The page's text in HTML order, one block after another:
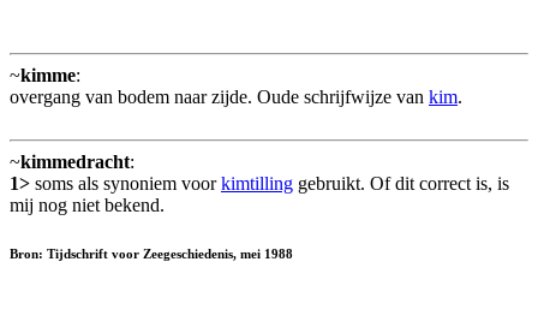
~kimme:
overgang van bodem naar zijde. Oude schrijfwijze van kim.
~kimmedracht:
1> soms als synoniem voorkimtilling gebruikt. Of dit correct is, is
mij nog niet bekend.
Bron: Tijdschrift voor Zeegeschiedenis, mei 1988